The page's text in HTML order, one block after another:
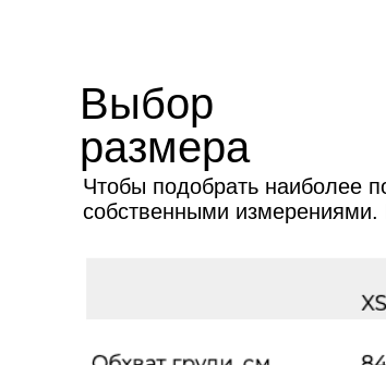
Выбор
размера
Чтобы подобрать наиболее
собственными